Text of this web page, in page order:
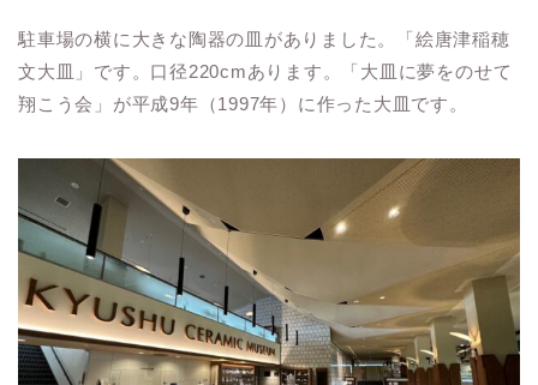
駐車場の横に大きな陶器の皿がありました。「絵唐津稲穂
文大皿」です。口径220cmあります。「大皿に夢をのせて
翔こう会」が平成9年（1997年）に作った大皿です。